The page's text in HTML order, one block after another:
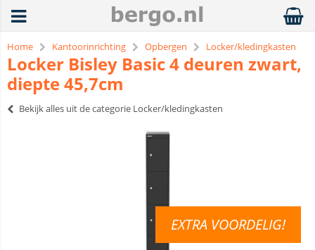
Home Kantoorinrichting Opbergen Locker/kledingkasten
Locker Bisley Basic 4 deuren zwart,
diepte 45,7cm
Bekijk alles uit de categorie Locker/kledingkasten
EXTRA VOORDELIG!